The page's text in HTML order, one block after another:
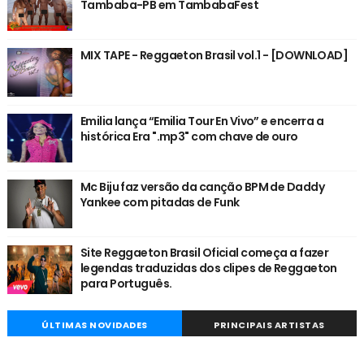
Tambaba-PB em TambabaFest
MIX TAPE - Reggaeton Brasil vol.1 - [DOWNLOAD]
Emilia lança “Emilia Tour En Vivo” e encerra a
histórica Era ".mp3" com chave de ouro
Mc Biju faz versão da canção BPM de Daddy
Yankee com pitadas de Funk
Site Reggaeton Brasil Oficial começa a fazer
legendas traduzidas dos clipes de Reggaeton
para Português.
ÚLTIMAS NOVIDADES PRINCIPAIS ARTISTAS